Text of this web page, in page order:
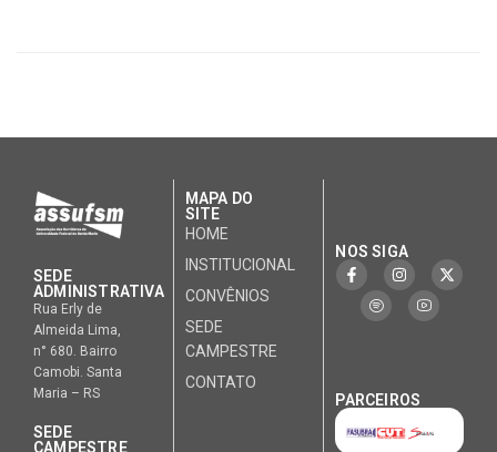
SEDE
ADMINISTRATIVA
Rua Erly de
Almeida Lima,
n° 680. Bairro
Camobi. Santa
Maria – RS
SEDE
CAMPESTRE
MAPA DO
SITE
HOME
INSTITUCIONAL
CONVÊNIOS
SEDE
CAMPESTRE
CONTATO
NOS SIGA
PARCEIROS